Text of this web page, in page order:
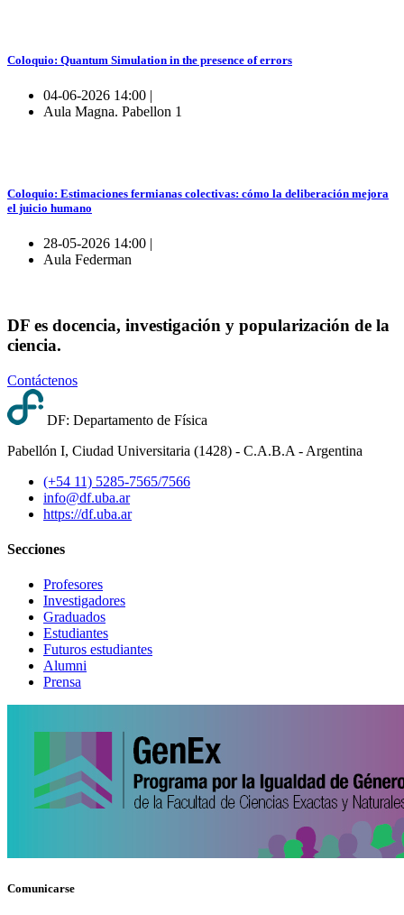
Coloquio: Quantum Simulation in the presence of errors
04-06-2026 14:00 |
Aula Magna. Pabellon 1
Coloquio: Estimaciones fermianas colectivas: cómo la deliberación mejora
el juicio humano
28-05-2026 14:00 |
Aula Federman
DF es docencia, investigación y popularización de la
ciencia.
Contáctenos
DF: Departamento de Física
Pabellón I, Ciudad Universitaria (1428) - C.A.B.A - Argentina
(+54 11) 5285-7565/7566
info@df.uba.ar
https://df.uba.ar
Secciones
Profesores
Investigadores
Graduados
Estudiantes
Futuros estudiantes
Alumni
Prensa
Comunicarse